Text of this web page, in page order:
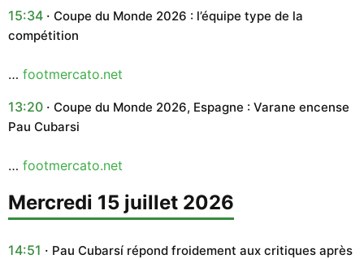
15:34
Coupe du Monde 2026 : l’équipe type de la
compétition
… footmercato.net
13:20
Coupe du Monde 2026, Espagne : Varane encense
Pau Cubarsi
… footmercato.net
mercredi 15 juillet 2026
14:51
Pau Cubarsí répond froidement aux critiques après